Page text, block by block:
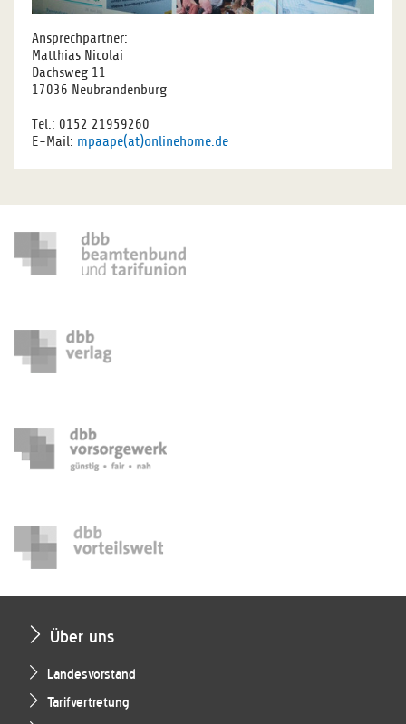
Ansprechpartner:
Matthias Nicolai
Dachsweg 11
17036 Neubrandenburg
Tel.: 0152 21959260
E-Mail: mpaape(at)onlinehome.de
Über uns
Landesvorstand
Tarifvertretung